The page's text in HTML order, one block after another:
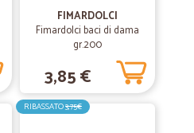
FIMARDOLCI
Fimardolci baci di dama
gr.200
3,85 €
RIBASSATO3,75€